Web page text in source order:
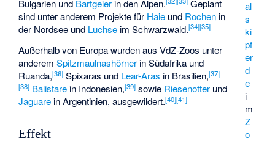
al
s
ki
pf
er
d
e
i
m
Z
o
Bulgarien und Bartgeier in den Alpen.
Geplant
sind unter anderem Projekte für Haie und Rochen in
der Nordsee und Luchse im Schwarzwald.[34][35]
Außerhalb von Europa wurden aus VdZ-Zoos unter
anderemSpitzmaulnashörner in Südafrika und
Ruanda,[36] Spixaras und Lear-Aras in Brasilien,[37]
[38] Balistare in Indonesien,[39] sowie Riesenotter und
Jaguare in Argentinien, ausgewildert.[40][41]
Effekt